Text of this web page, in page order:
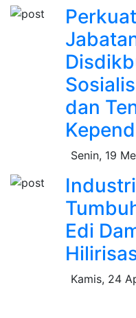
dan
Senin, 19
Edi
Kamis, 24